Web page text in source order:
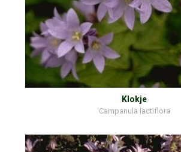
Klokje
Campanula lactiflora